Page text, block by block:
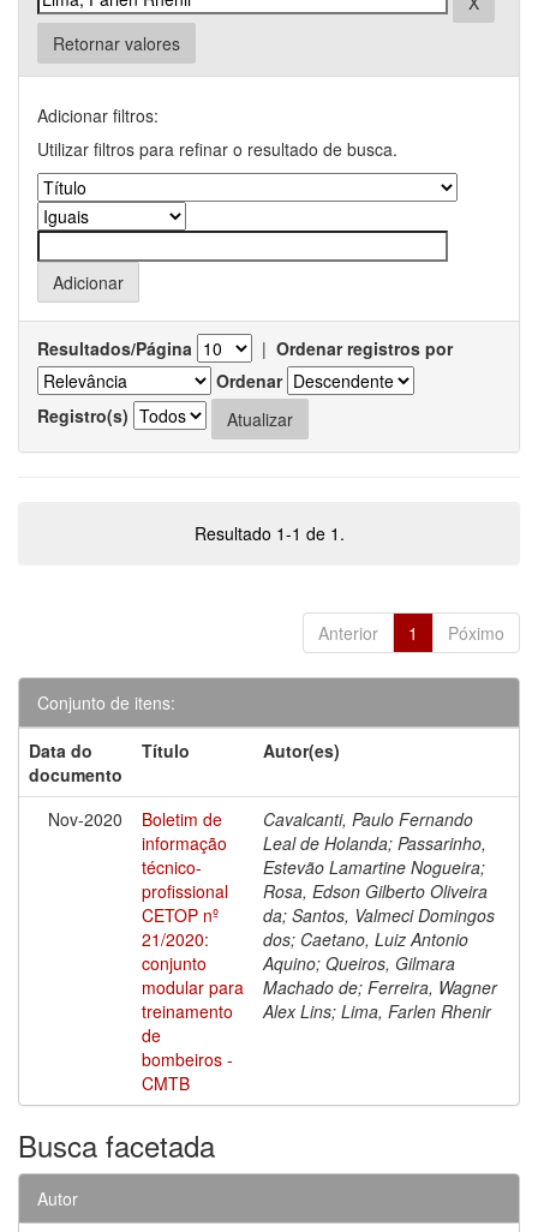
Retornar valores
Adicionar filtros:
Utilizar filtros para refinar o resultado de busca.
Resultados/Página | Ordenar registros por
Ordenar
Registro(s)
Resultado 1-1 de 1.
Anterior 1 Póximo
Conjunto de itens:
Data do
documento
Título Autor(es)
Nov-2020
Boletim de
informação
técnico-
profissional
CETOP nº
21/2020:
conjunto
modular para
treinamento
de
bombeiros -
CMTB
Cavalcanti, Paulo Fernando
Leal de Holanda; Passarinho,
Estevão Lamartine Nogueira;
Rosa, Edson Gilberto Oliveira
da; Santos, Valmeci Domingos
dos; Caetano, Luiz Antonio
Aquino; Queiros, Gilmara
Machado de; Ferreira, Wagner
Alex Lins; Lima, Farlen Rhenir
Busca facetada
Autor